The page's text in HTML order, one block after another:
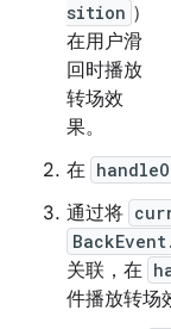
sition ）
在用户滑
回时播放
转场效
果。
在
通过将
关联，在
件播放转场